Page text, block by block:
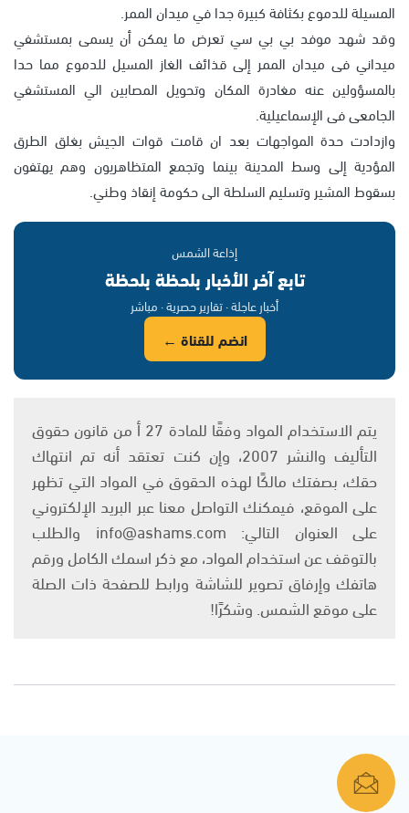
المسيلة للدموع بكثافة كبيرة جدا في ميدان الممر.
وقد شهد موفد بي بي سي تعرض ما يمكن أن يسمى بمستشفي
ميداني فى ميدان الممر إلى قذائف الغاز المسيل للدموع مما حدا
بالمسؤولين عنه مغادرة المكان وتحويل المصابين الي المستشفي
الجامعى فى الإسماعيلية.
وازدادت حدة المواجهات بعد ان قامت قوات الجيش بغلق الطرق
المؤدية إلى وسط المدينة بينما وتجمع المتظاهريون وهم يهتفون
بسقوط المشير وتسليم السلطة الى حكومة إنقاذ وطني.
إذاعة الشمس
تابع آخر الأخبار بلحظة بلحظة
أخبار عاجلة · تقارير حصرية · مباشر
انضم للقناة ←
يتم الاستخدام المواد وفقًا للمادة 27 أ من قانون حقوق
التأليف والنشر 2007، وإن كنت تعتقد أنه تم انتهاك
حقك، بصفتك مالكًا لهذه الحقوق في المواد التي تظهر
على الموقع، فيمكنك التواصل معنا عبر البريد الإلكتروني
على العنوان التالي: info@ashams.com والطلب
بالتوقف عن استخدام المواد، مع ذكر اسمك الكامل ورقم
هاتفك وإرفاق تصوير للشاشة ورابط للصفحة ذات الصلة
على موقع الشمس. وشكرًا!